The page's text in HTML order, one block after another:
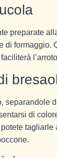
preparate
formaggio.
separandole
di